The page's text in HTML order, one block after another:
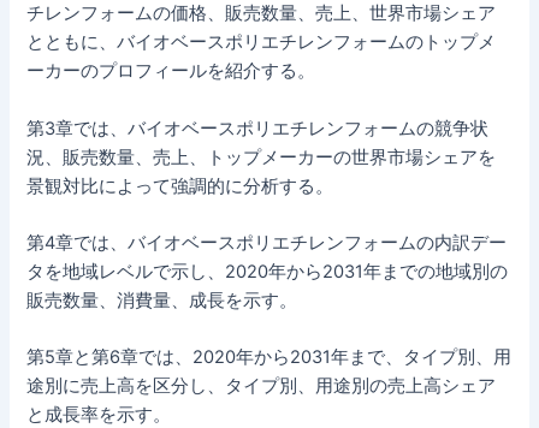
チレンフォームの価格、販売数量、売上、世界市場シェア
とともに、バイオベースポリエチレンフォームのトップメ
ーカーのプロフィールを紹介する。
第3章では、バイオベースポリエチレンフォームの競争状
況、販売数量、売上、トップメーカーの世界市場シェアを
景観対比によって強調的に分析する。
第4章では、バイオベースポリエチレンフォームの内訳デー
タを地域レベルで示し、2020年から2031年までの地域別の
販売数量、消費量、成長を示す。
第5章と第6章では、2020年から2031年まで、タイプ別、用
途別に売上高を区分し、タイプ別、用途別の売上高シェア
と成長率を示す。